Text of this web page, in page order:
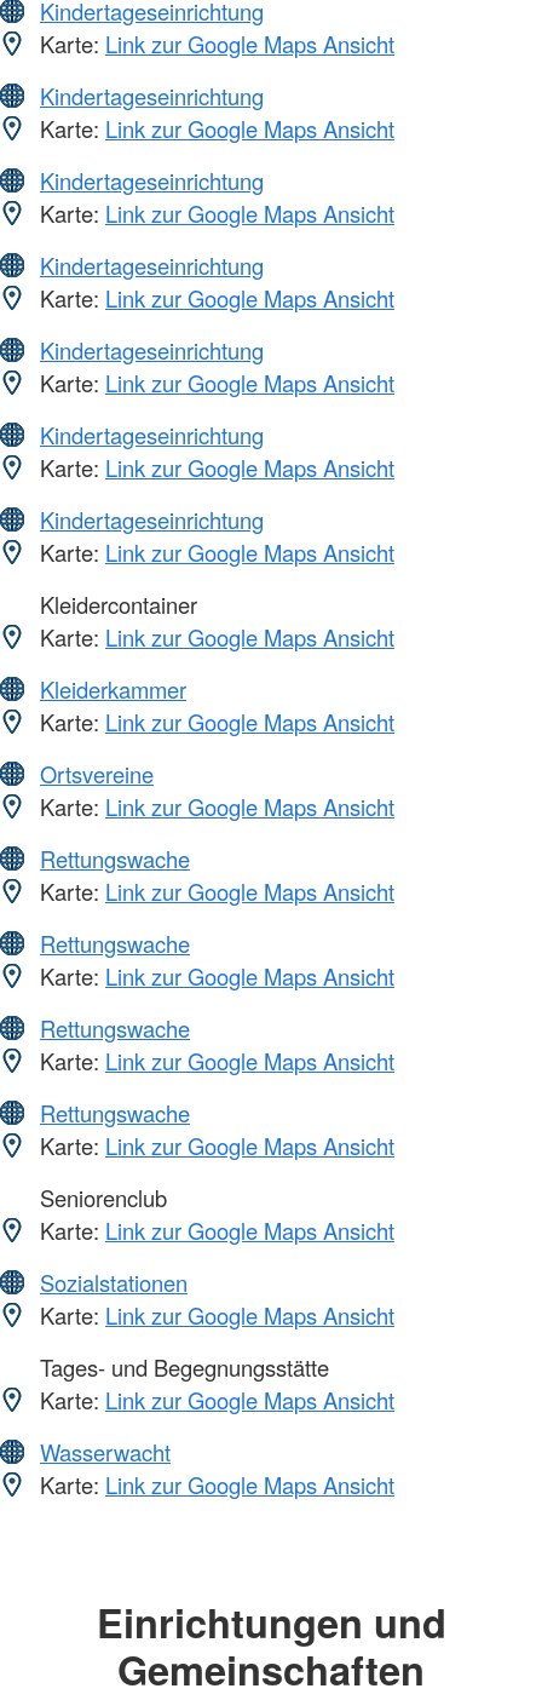
Kindertageseinrichtung
Karte: Link zur Google Maps Ansicht
Kindertageseinrichtung
Karte: Link zur Google Maps Ansicht
Kindertageseinrichtung
Karte: Link zur Google Maps Ansicht
Kindertageseinrichtung
Karte: Link zur Google Maps Ansicht
Kindertageseinrichtung
Karte: Link zur Google Maps Ansicht
Kindertageseinrichtung
Karte: Link zur Google Maps Ansicht
Kindertageseinrichtung
Karte: Link zur Google Maps Ansicht
Kleidercontainer
Karte: Link zur Google Maps Ansicht
Kleiderkammer
Karte: Link zur Google Maps Ansicht
Ortsvereine
Karte: Link zur Google Maps Ansicht
Rettungswache
Karte: Link zur Google Maps Ansicht
Rettungswache
Karte: Link zur Google Maps Ansicht
Rettungswache
Karte: Link zur Google Maps Ansicht
Rettungswache
Karte: Link zur Google Maps Ansicht
Seniorenclub
Karte: Link zur Google Maps Ansicht
Sozialstationen
Karte: Link zur Google Maps Ansicht
Tages- und Begegnungsstätte
Karte: Link zur Google Maps Ansicht
Wasserwacht
Karte: Link zur Google Maps Ansicht
Einrichtungen und
Gemeinschaften